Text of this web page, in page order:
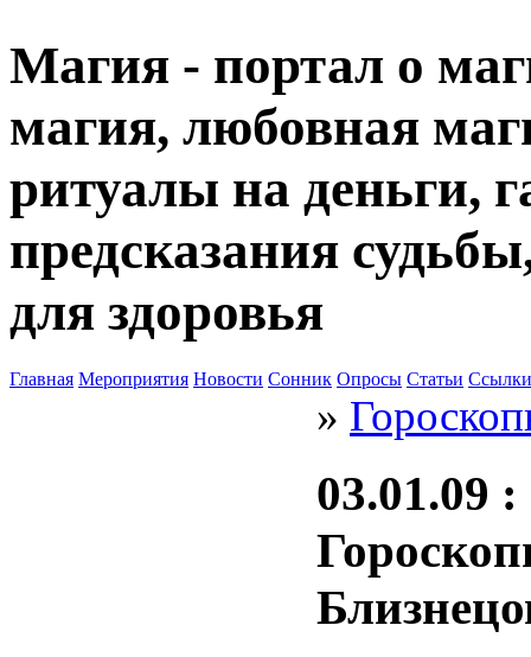
Магия - портал о
магия, любовная
ритуалы на деньги,
предсказания
для здоровья
Главная Мероприятия Новости Сонник Опросы Статьи Ссылки
»
03.01.09 :